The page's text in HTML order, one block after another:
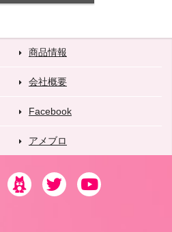
商品情報
会社概要
Facebook
アメブロ